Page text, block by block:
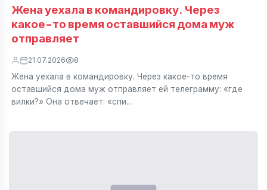
Жена уехала в командировку. Через
какое-то время оставшийся дома муж
отправляет
21.07.2026 8
Жена уехала в командировку. Через какое-то время
оставшийся дома муж отправляет ей телеграмму: «где
вилки?» Она отвечает: «спи…